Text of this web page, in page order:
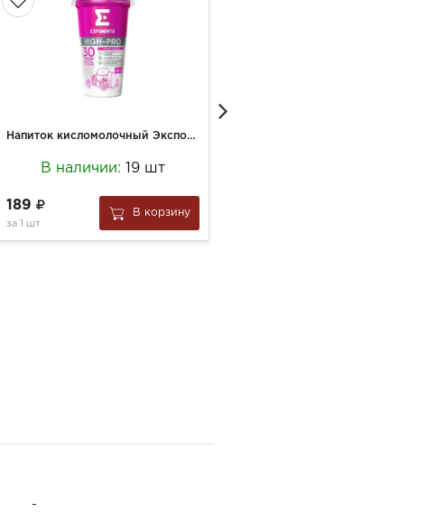
Напиток кисломолочный Экспонента 250г HIGH-PRO Малина-Банан мжд 0%
В наличии: 19 шт
189
за 1 шт
В корзину
-